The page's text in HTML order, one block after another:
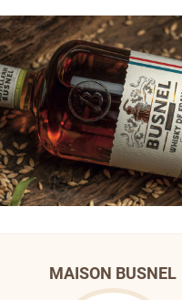
MAISON BUSNEL